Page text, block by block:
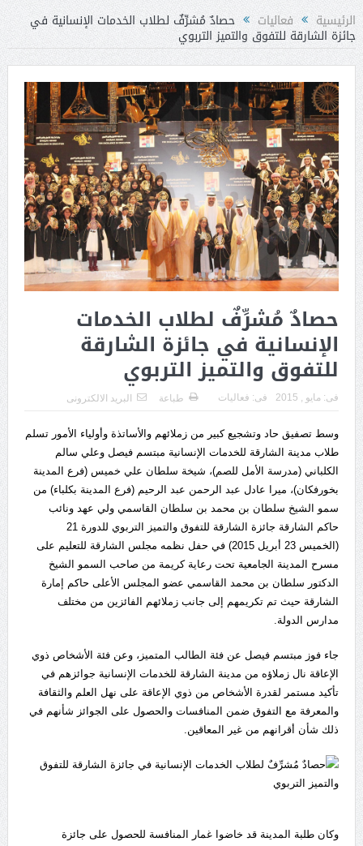
الرئيسية فعاليات حصادٌ مُشرِّفٌ لطلاب الخدمات الإنسانية في
جائزة الشارقة للتفوق والتميز التربوي
حصادٌ مُشرِّفٌ لطلاب الخدمات
الإنسانية في جائزة الشارقة
للتفوق والتميز التربوي
فى: مايو , 2015 فى: فعاليات طباعة البريد الالكترونى
وسط تصفيق حاد وتشجيع كبير من زملائهم والأساتذة وأولياء الأمور تسلم
طلاب مدينة الشارقة للخدمات الإنسانية مبتسم فيصل وعلي سالم
الكلباني (مدرسة الأمل للصم)، شيخة سلطان علي خميس (فرع المدينة
بخورفكان)، ميرا عادل عبد الرحمن عبد الرحيم (فرع المدينة بكلباء) من
سمو الشيخ سلطان بن محمد بن سلطان القاسمي ولي عهد ونائب
حاكم الشارقة جائزة الشارقة للتفوق والتميز التربوي للدورة 21
(الخميس 23 أبريل 2015) في حفل نظمه مجلس الشارقة للتعليم على
مسرح المدينة الجامعية تحت رعاية كريمة من صاحب السمو الشيخ
الدكتور سلطان بن محمد القاسمي عضو المجلس الأعلى حاكم إمارة
الشارقة حيث تم تكريمهم إلى جانب زملائهم الفائزين من مختلف
مدارس الدولة.
جاء فوز مبتسم فيصل عن فئة الطالب المتميز، وعن فئة الأشخاص ذوي
الإعاقة نال زملاؤه من مدينة الشارقة للخدمات الإنسانية جوائزهم في
تأكيد مستمر لقدرة الأشخاص من ذوي الإعاقة على نهل العلم والثقافة
والمعرفة مع التفوق ضمن المنافسات والحصول على الجوائز شأنهم في
ذلك شأن أقرانهم من غير المعاقين.
وكان طلبة المدينة قد خاضوا غمار المنافسة للحصول على جائزة